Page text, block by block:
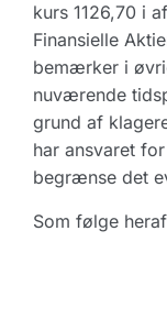
kurs 1126,70 i
Finansielle
bemærker i
nuværende
grund af
har ansvaret
begrænse det
Som følge